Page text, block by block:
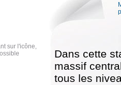
sur l'icône,
Dans cette
massif
tous les